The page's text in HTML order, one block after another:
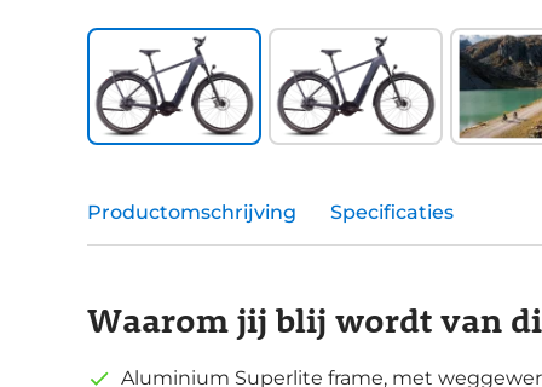
Productomschrijving Specificaties
Waarom jij blij wordt van
Aluminium Superlite frame, met